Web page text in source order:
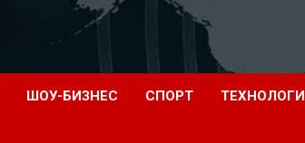
ШОУ-БИЗНЕС СПОРТ ТЕХНОЛОГИ